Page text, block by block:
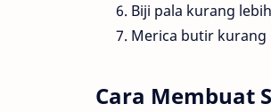
Biji pala kurang
Merica butir kurang
Cara Membuat